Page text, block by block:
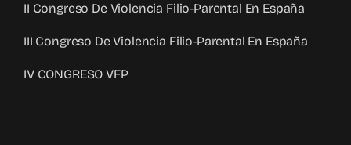
II Congreso De Violencia Filio-Parental En España
III Congreso De Violencia Filio-Parental En España
IV CONGRESO VFP